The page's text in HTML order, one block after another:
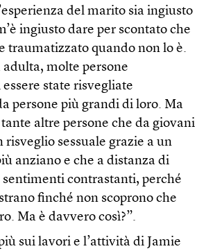
del marito sia ingiusto
ingiusto dare per scontato che
traumatizzato quando non lo è.
adulta, molte persone
state risvegliate
persone più grandi di loro. Ma
altre persone che da giovani
risveglio sessuale grazie a un
anziano e che a distanza di
contrastanti, perché
finché non scoprono che
Ma è davvero così?”.
sui lavori e l’attività di Jamie